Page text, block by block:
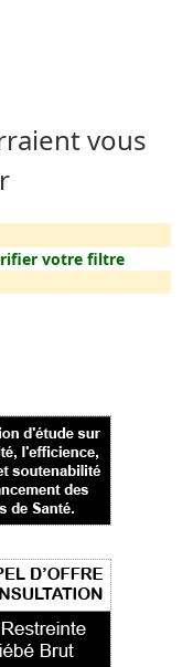
vous
votre filtre